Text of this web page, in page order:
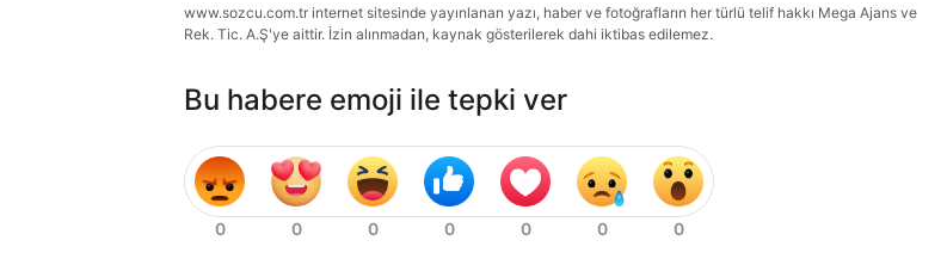
www.sozcu.com.tr internet sitesinde yayınlanan yazı, haber ve fotoğrafların her türlü telif hakkı Mega Ajans ve
Rek. Tic. A.Ş'ye aittir. İzin alınmadan, kaynak gösterilerek dahi iktibas edilemez.
Bu habere emoji ile tepki ver